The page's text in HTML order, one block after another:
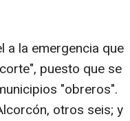
a la emergencia que
puesto que se
"obreros".
otros seis; y